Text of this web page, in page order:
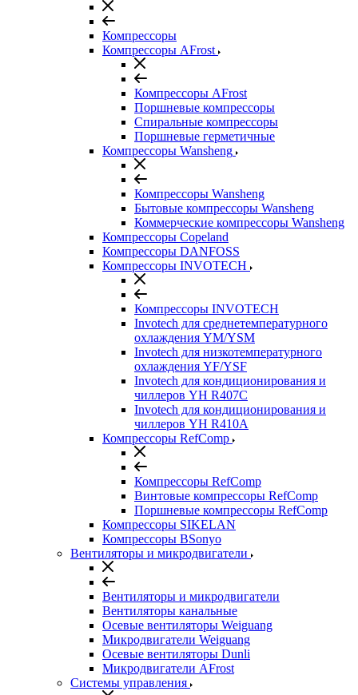
Компрессоры
Компрессоры AFrost
Компрессоры AFrost
Поршневые компрессоры
Спиральные компрессоры
Поршневые герметичные
Компрессоры Wansheng
Компрессоры Wansheng
Бытовые компрессоры Wansheng
Коммерческие компрессоры Wansheng
Компрессоры Copeland
Компрессоры DANFOSS
Компрессоры INVOTECH
Компрессоры INVOTECH
Invotech для среднетемпературного
охлаждения YM/YSM
Invotech для низкотемпературного
охлаждения YF/YSF
Invotech для кондиционирования и
чиллеров YH R407C
Invotech для кондиционирования и
чиллеров YH R410A
Компрессоры RefComp
Компрессоры RefComp
Винтовые компрессоры RefComp
Поршневые компрессоры RefComp
Компрессоры SIKELAN
Компрессоры BSonyo
Вентиляторы и микродвигатели
Вентиляторы и микродвигатели
Вентиляторы канальные
Осевые вентиляторы Weiguang
Микродвигатели Weiguang
Осевые вентиляторы Dunli
Микродвигатели AFrost
Системы управления